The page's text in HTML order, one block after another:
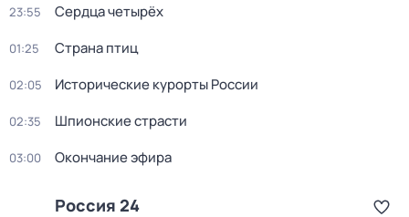
23:55 Сердца четырёх
01:25 Страна птиц
02:05 Исторические курорты России
02:35 Шпионские страсти
03:00 Окончание эфира
Россия 24